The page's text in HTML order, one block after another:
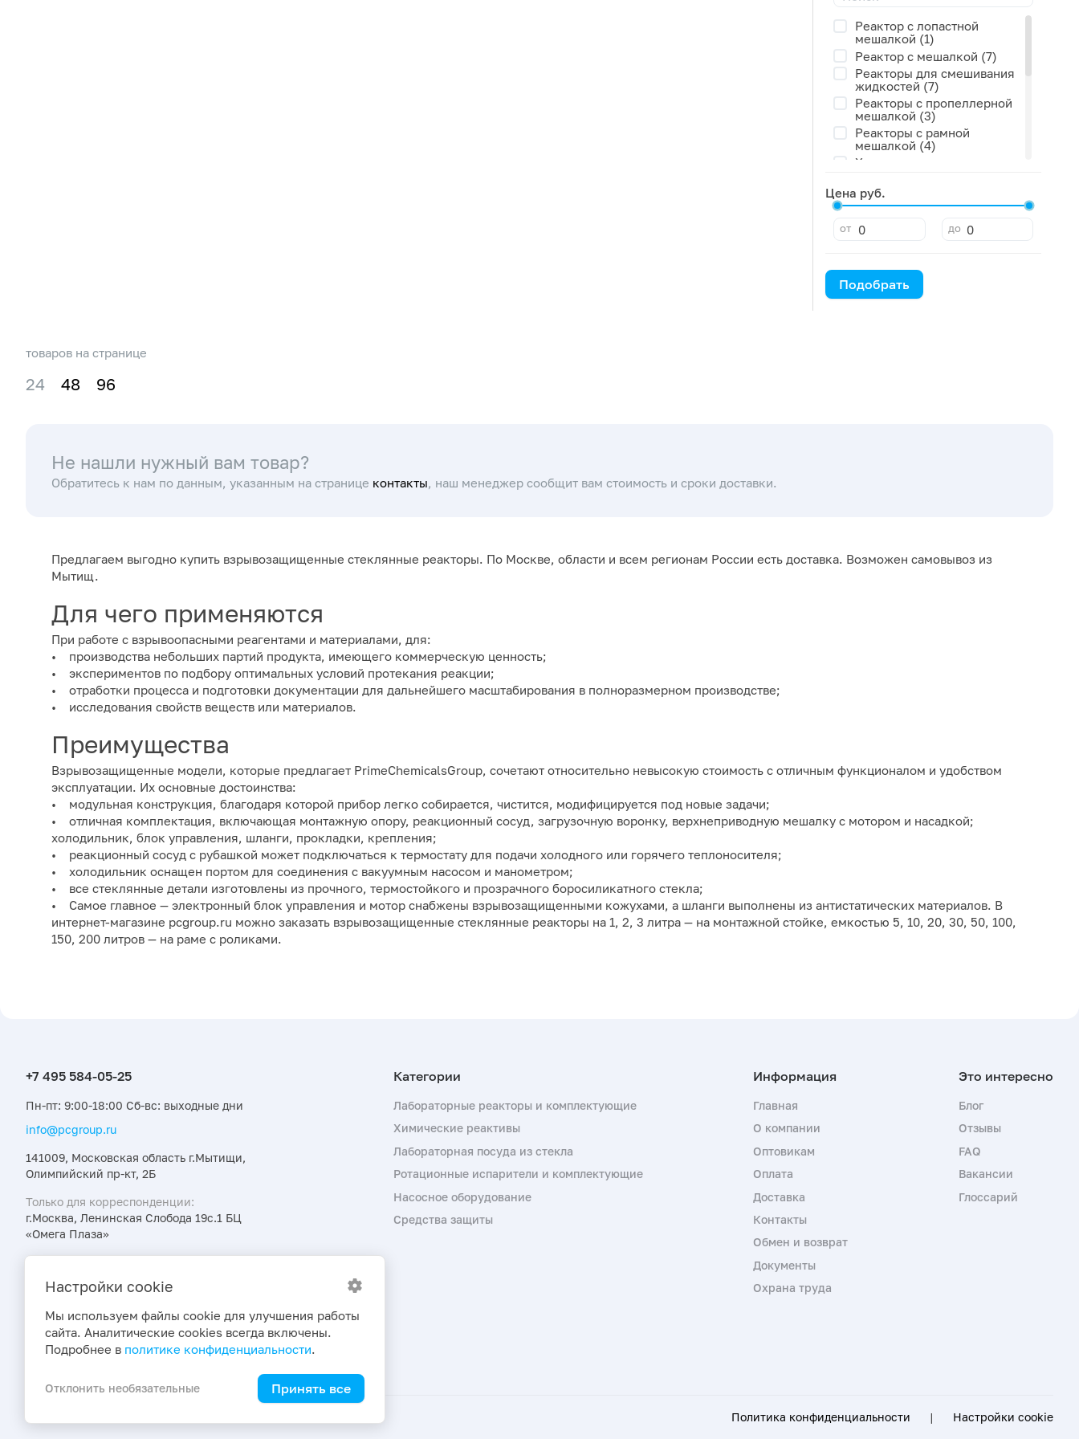
5 литров (0)
80 литров (0)
Реактор с лопастной
мешалкой (1)
Реактор с мешалкой (7)
Реакторы для смешивания
жидкостей (7)
Реакторы с пропеллерной
мешалкой (3)
Реакторы с рамной
мешалкой (4)
Химические реакторы с
Комплект (0)
Реактор с мешалкой и
рубашкой (0)
Реактор с подъемно-
Реактор с рубашкой (0)
Реакторы с лопастной
мешалкой (0)
Цена руб.
от до
Подобрать
товаров на странице
24 48 96
Не нашли нужный вам товар?
Обратитесь к нам по данным, указанным на странице контакты, наш менеджер сообщит вам стоимость и сроки доставки.
Предлагаем выгодно купить взрывозащищенные стеклянные реакторы. По Москве, области и всем регионам России есть доставка. Возможен самовывоз из
Мытищ.
Для чего применяются
При работе с взрывоопасными реагентами и материалами, для:
• производства небольших партий продукта, имеющего коммерческую ценность;
• экспериментов по подбору оптимальных условий протекания реакции;
• отработки процесса и подготовки документации для дальнейшего масштабирования в полноразмерном производстве;
• исследования свойств веществ или материалов.
Преимущества
Взрывозащищенные модели, которые предлагает PrimeChemicalsGroup, сочетают относительно невысокую стоимость с отличным функционалом и удобством
эксплуатации. Их основные достоинства:
• модульная конструкция, благодаря которой прибор легко собирается, чистится, модифицируется под новые задачи;
• отличная комплектация, включающая монтажную опору, реакционный сосуд, загрузочную воронку, верхнеприводную мешалку с мотором и насадкой;
холодильник, блок управления, шланги, прокладки, крепления;
• реакционный сосуд с рубашкой может подключаться к термостату для подачи холодного или горячего теплоносителя;
• холодильник оснащен портом для соединения с вакуумным насосом и манометром;
• все стеклянные детали изготовлены из прочного, термостойкого и прозрачного боросиликатного стекла;
• Самое главное — электронный блок управления и мотор снабжены взрывозащищенными кожухами, а шланги выполнены из антистатических материалов. В
интернет-магазине pcgroup.ru можно заказать взрывозащищенные стеклянные реакторы на 1, 2, 3 литра — на монтажной стойке, емкостью 5, 10, 20, 30, 50, 100,
150, 200 литров — на раме с роликами.
Пн-пт: 9:00-18:00 Сб-вс: выходные дни
info@pcgroup.ru
141009, Московская область г.Мытищи,
Олимпийский пр-кт, 2Б
Только для корреспонденции:
г.Москва, Ленинская Слобода 19с.1 БЦ
«Омега Плаза»
акциях и новостях первыми
Лабораторные реакторы и комплектующие
Химические реактивы
Лабораторная посуда из стекла
Ротационные испарители и комплектующие
Насосное оборудование
Средства защиты
Главная
О компании
Оптовикам
Оплата
Доставка
Контакты
Обмен и возврат
Документы
Охрана труда
Блог
Отзывы
FAQ
Вакансии
Глоссарий
Политика конфиденциальности | Настройки cookie
Настройки cookie
Мы используем файлы cookie для улучшения работы
сайта. Аналитические cookies всегда включены.
Подробнее в политике конфиденциальности.
Отклонить необязательные Принять все